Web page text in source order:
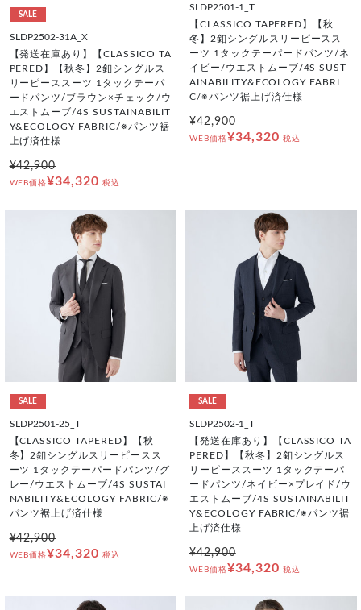
SALE
SLDP2502-31A_X
【発送在庫あり】【CLASSICO TA
PERED】【秋冬】2釦シングルス
リーピーススーツ 1タックテーパ
ードパンツ/ブラウン×チェック/ウ
エストムーブ/4S SUSTAINABILIT
Y&ECOLOGY FABRIC/※パンツ裾
上げ済仕様
¥42,900
WEB価格¥34,320 税込
SLDP2501-1_T
【CLASSICO TAPERED】【秋
冬】2釦シングルスリーピースス
ーツ 1タックテーパードパンツ/ネ
イビー/ウエストムーブ/4S SUST
AINABILITY&ECOLOGY FABRI
C/※パンツ裾上げ済仕様
¥42,900
WEB価格¥34,320 税込
SALE
SLDP2501-25_T
【CLASSICO TAPERED】【秋
冬】2釦シングルスリーピースス
ーツ 1タックテーパードパンツ/グ
レー/ウエストムーブ/4S SUSTAI
NABILITY&ECOLOGY FABRIC/※
パンツ裾上げ済仕様
¥42,900
WEB価格¥34,320 税込
SALE
SLDP2502-1_T
【発送在庫あり】【CLASSICO TA
PERED】【秋冬】2釦シングルス
リーピーススーツ 1タックテーパ
ードパンツ/ネイビー×プレイド/ウ
エストムーブ/4S SUSTAINABILIT
Y&ECOLOGY FABRIC/※パンツ裾
上げ済仕様
¥42,900
WEB価格¥34,320 税込